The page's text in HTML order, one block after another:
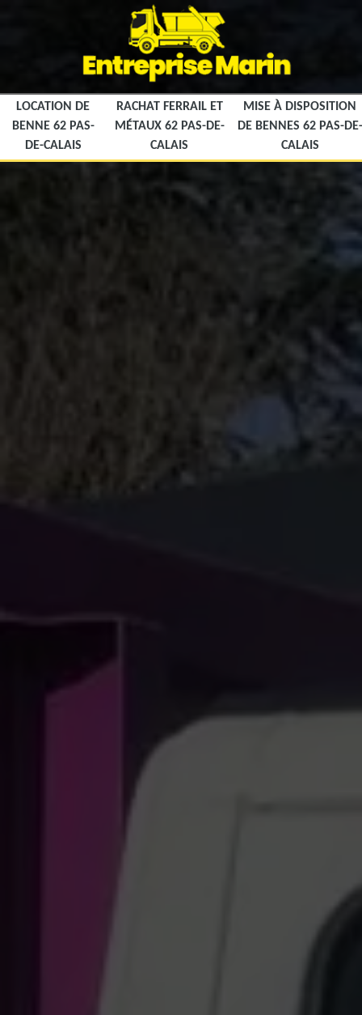
LOCATION DE
BENNE 62 PAS-
DE-CALAIS
RACHAT FERRAIL ET
MÉTAUX 62 PAS-DE-
CALAIS
MISE À DISPOSITION
DE BENNES 62 PAS-DE-
CALAIS